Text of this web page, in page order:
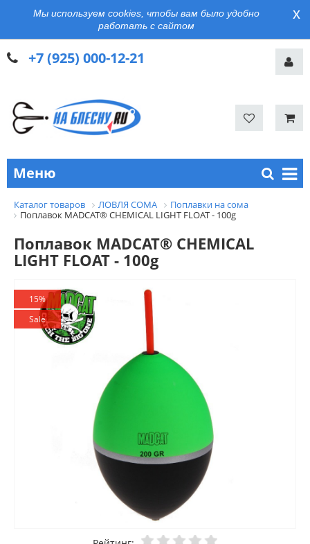
Мы используем cookies, чтобы вам было удобно
работать с сайтом
x
+7 (925) 000-12-21
Меню
Каталог товаров ЛОВЛЯ СОМА
Поплавки на сома
Поплавок MADCAT® CHEMICAL LIGHT FLOAT - 100g
Поплавок MADCAT® CHEMICAL
LIGHT FLOAT - 100g
15%
Sale